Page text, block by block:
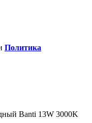
Политика
Banti 13W 3000K